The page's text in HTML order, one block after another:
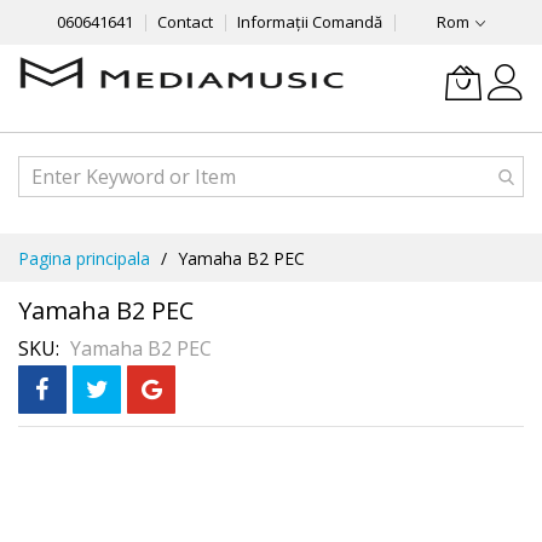
060641641 Contact Informații Comandă Rom
Continut
Pagina principala Yamaha B2 PEС
Yamaha B2 PEС
SKU Yamaha B2 PEС